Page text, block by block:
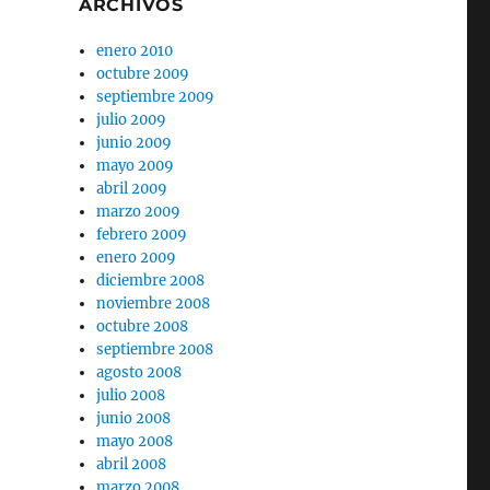
ARCHIVOS
enero 2010
octubre 2009
septiembre 2009
julio 2009
junio 2009
mayo 2009
abril 2009
marzo 2009
febrero 2009
enero 2009
diciembre 2008
noviembre 2008
octubre 2008
septiembre 2008
agosto 2008
julio 2008
junio 2008
mayo 2008
abril 2008